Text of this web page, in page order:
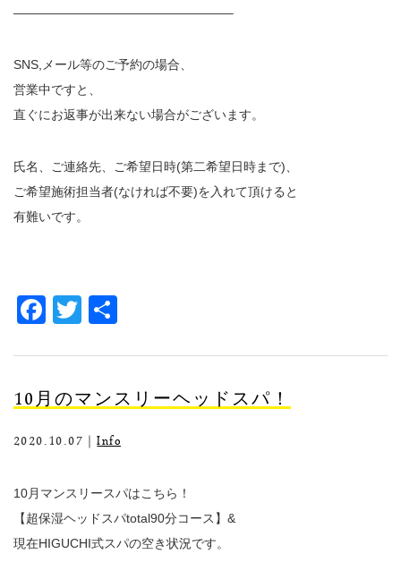
—————————————————–
SNS,メール等のご予約の場合、
営業中ですと、
直ぐにお返事が出来ない場合がございます。
氏名、ご連絡先、ご希望日時(第二希望日時まで)、
ご希望施術担当者(なければ不要)を入れて頂けると
有難いです。
Facebook
Twitter
10月のマンスリーヘッドスパ！
2020.10.07｜Info
10月マンスリースパはこちら！
【超保湿ヘッドスパtotal90分コース】&
現在HIGUCHI式スパの空き状況です。